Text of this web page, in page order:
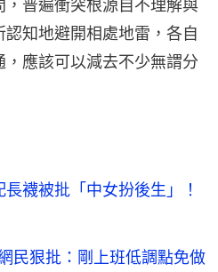
普遍衝突根源自不理解與
知地避開相處地雷，各自
應該可以減去不少無謂分
襪被批「中女扮後生」！
民狠批：剛上班低調點免做